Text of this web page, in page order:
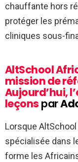
chauffante hors
protéger les
cliniques sous-
AltSchool
mission de
Aujourd’hui,
leçons par
Lorsque
spécialisée dans
forme les